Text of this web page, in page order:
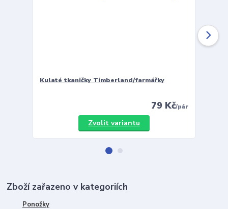
Kulaté tkaničky Timberland/farmářky
79 Kč/pár
Zvolit variantu
Zboží zařazeno v kategoriích
Ponožky